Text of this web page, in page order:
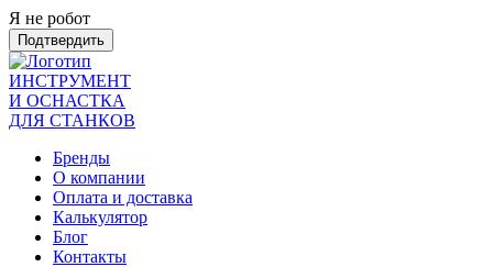
Я не робот
Подтвердить
ИНСТРУМЕНТ
И ОСНАСТКА
ДЛЯ СТАНКОВ
Бренды
О компании
Оплата и доставка
Калькулятор
Блог
Контакты